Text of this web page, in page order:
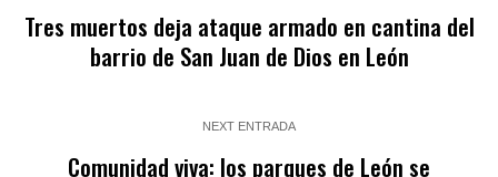
Tres muertos deja ataque armado en cantina del
barrio de San Juan de Dios en León
NEXT ENTRADA
Comunidad viva: los parques de León se